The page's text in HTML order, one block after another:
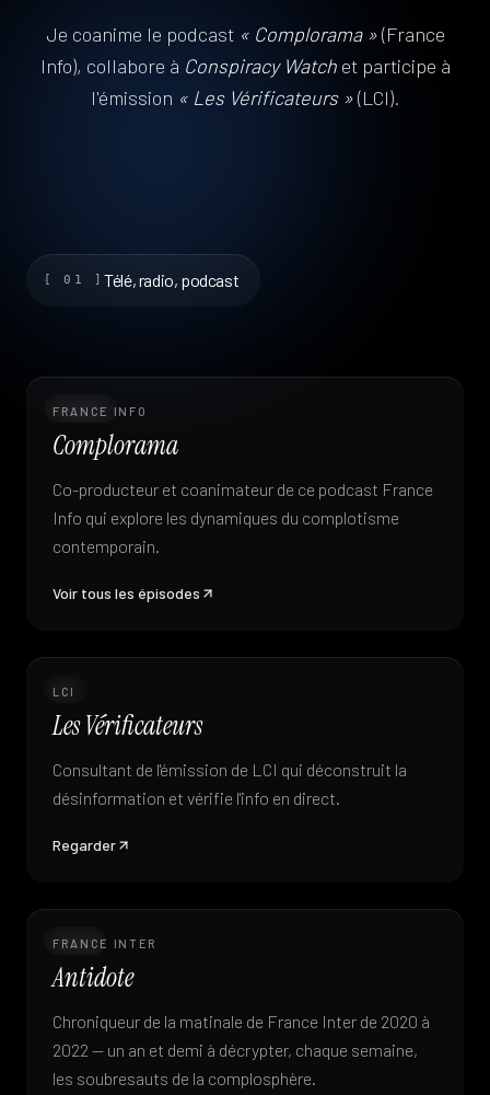
Je coanime le podcast « Complorama »(France
Info), collabore à Conspiracy Watchet participe à
l'émission « Les Vérificateurs »(LCI).
[ 01 ]Télé, radio, podcast
Podcast
FRANCE INFO
Complorama
Co-producteur et coanimateur de ce podcast France
Info qui explore les dynamiques du complotisme
contemporain.
Voir tous les épisodes
TV
LCI
Les Vérificateurs
Consultant de l'émission de LCI qui déconstruit la
désinformation et vérifie l'info en direct.
Regarder
Radio
FRANCE INTER
Antidote
Chroniqueur de la matinale de France Inter de 2020 à
2022 — un an et demi à décrypter, chaque semaine,
les soubresauts de la complosphère.